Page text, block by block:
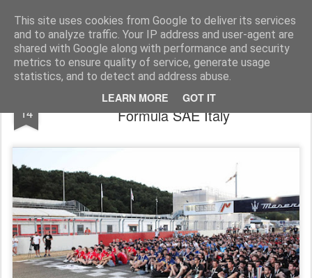
This site uses cookies from Google to deliver its services
and to analyze traffic. Your IP address and user-agent are
shared with Google along with performance and security
metrics to ensure quality of service, generate usage
statistics, and to detect and address abuse.
LEARN MORE GOT IT
AutoMotoCorse. Motorsport Random News 280912
14
Si è aperta a Varano la XVII edizione della
Formula SAE Italy